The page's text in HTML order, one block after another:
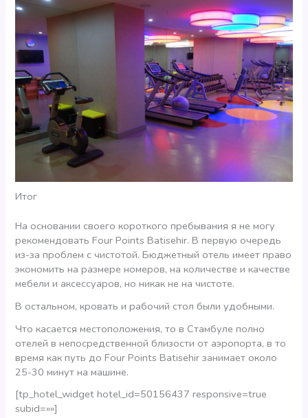
Итог
На основании своего короткого пребывания я не могу
рекомендовать Four Points Batisehir. В первую очередь
из-за проблем с чистотой. Бюджетный отель имеет право
экономить на размере номеров, на количестве и качестве
мебели и аксессуаров, но никак не на чистоте.
В остальном, кровать и рабочий стол были удобными.
Что касается местоположения, то в Стамбуле полно
отелей в непосредственной близости от аэропорта, в то
время как путь до Four Points Batisehir занимает около
25-30 минут на машине.
[tp_hotel_widget hotel_id=50156437 responsive=true
subid=»»]